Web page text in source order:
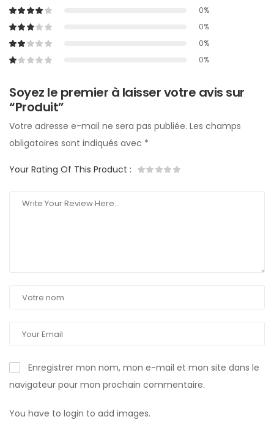
0%
0%
0%
0%
Soyez le premier à laisser votre avis sur
“Produit”
Votre adresse e-mail ne sera pas publiée. Les champs
obligatoires sont indiqués avec *
Your Rating Of This Product :
Enregistrer mon nom, mon e-mail et mon site dans le
navigateur pour mon prochain commentaire.
You have to login to add images.